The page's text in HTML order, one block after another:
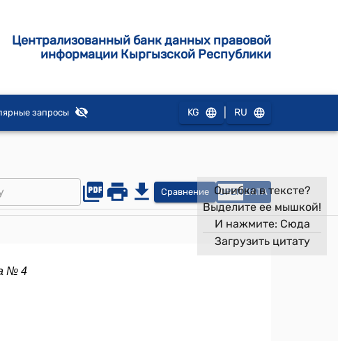
Централизованный банк данных правовой
информации Кыргызской Республики
запросы KG RU
Сравнение OPEN DATA
Ошибка в тексте?
Выделите ее мышкой!
И нажмите: Сюда
Загрузить цитату